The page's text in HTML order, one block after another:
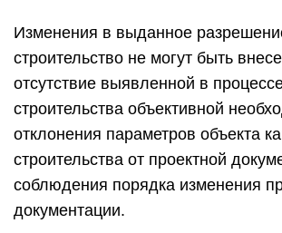
Изменения в выданное
строительство не могут быть
отсутствие выявленной в
строительства объективной
отклонения параметров объекта
строительства от проектной
соблюдения порядка изменения
документации.